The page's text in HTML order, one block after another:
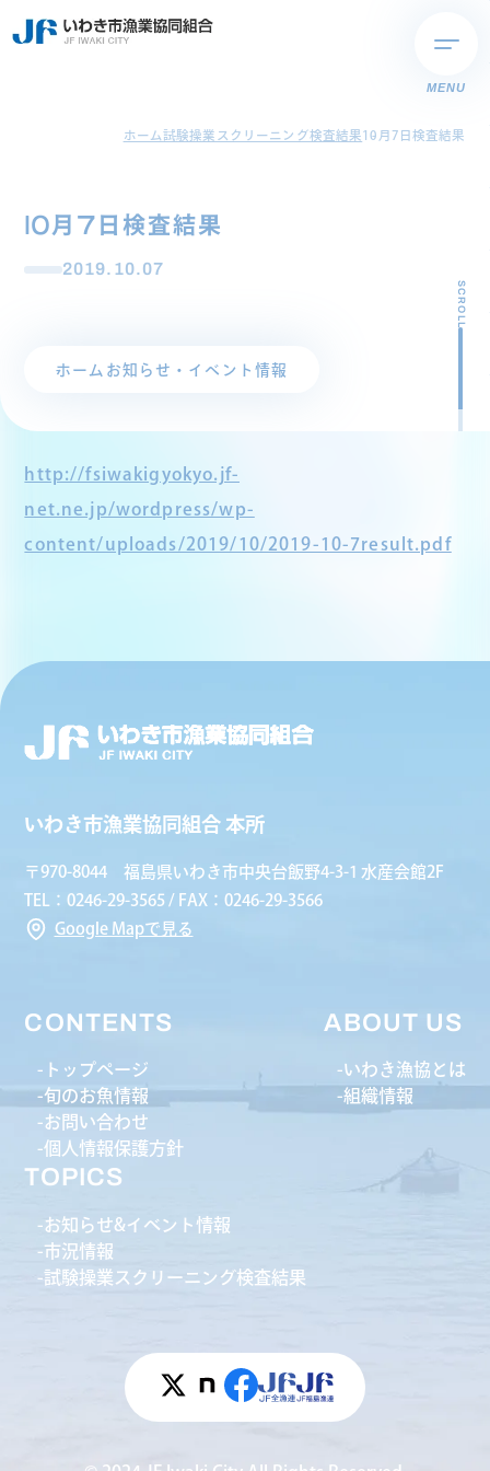
MENU
ホーム試験操業スクリーニング検査結果10月7日検査結果
10月7日検査結果
2019.10.07
ホーム お知らせ・イベント情報
SCROLL
http://fsiwakigyokyo.jf-
net.ne.jp/wordpress/wp-
content/uploads/2019/10/2019-10-7result.pdf
いわき市漁業協同組合 本所
〒970-8044 福島県いわき市中央台飯野4-3-1 水産会館2F
TEL：0246-29-3565 / FAX：0246-29-3566
Google Mapで見る
CONTENTS
トップページ
旬のお魚情報
お問い合わせ
個人情報保護方針
ABOUT US
いわき漁協とは
組織情報
TOPICS
お知らせ&イベント情報
市況情報
試験操業スクリーニング検査結果